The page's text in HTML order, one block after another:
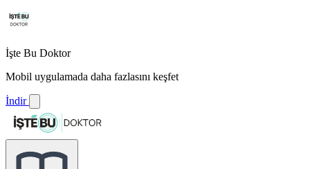
İşte Bu Doktor
Mobil uygulamada daha fazlasını keşfet
İndir